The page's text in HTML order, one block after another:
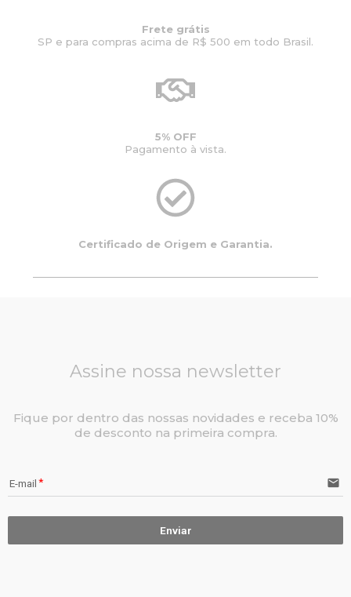
Frete grátis
SP e para compras acima de R$ 500 em todo Brasil.
5% OFF
Pagamento à vista.
Certificado de Origem e Garantia.
Assine nossa newsletter
Fique por dentro das nossas novidades e receba 10%
de desconto na primeira compra.
E-mail email
Enviar